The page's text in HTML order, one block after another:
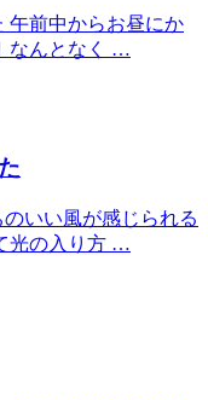
午前中からお昼にか
なんとなく …
いい風が感じられる
光の入り方 …